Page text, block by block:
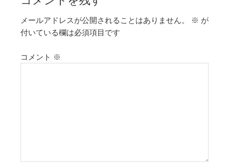
メールアドレスが公開されることはありません。 ※ が
付いている欄は必須項目です
コメント ※